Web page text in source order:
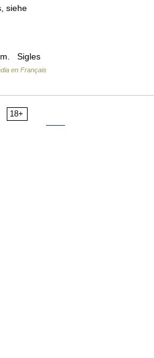
siehe
Sigles
en Français
18+